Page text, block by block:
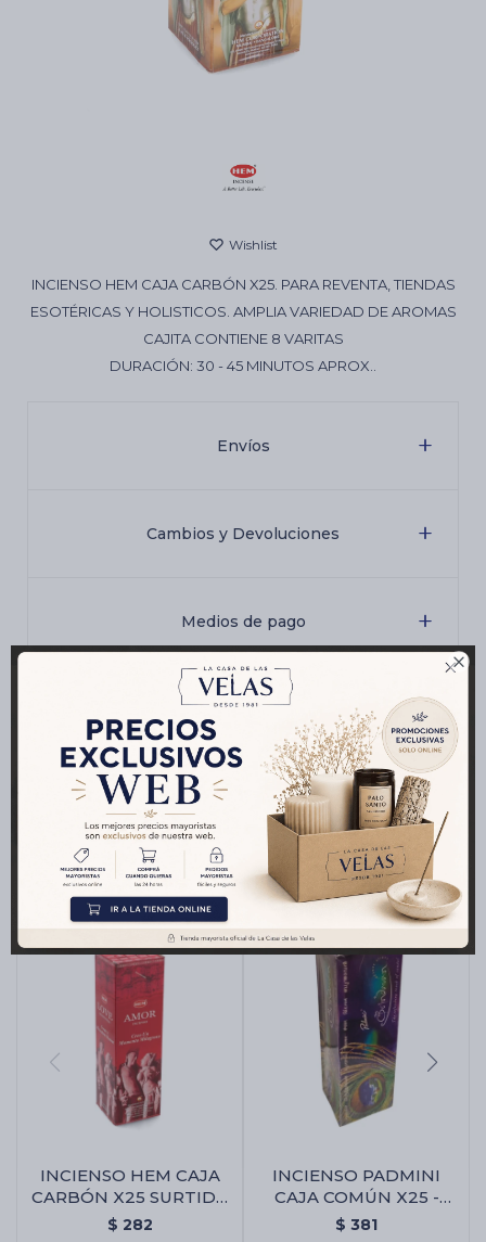

INCIENSO HEM CAJA CARBÓN X25. PARA REVENTA, TIENDAS
ESOTÉRICAS Y HOLISTICOS. AMPLIA VARIEDAD DE AROMAS
CAJITA CONTIENE 8 VARITAS
DURACIÓN: 30 - 45 MINUTOS APROX..
Envíos
Cambios y Devoluciones
Medios de pago
Características
Productos que te pueden interesar
INCIENSO HEM CAJA
CARBÓN X25 SURTIDA
- Amor Y Atracción
$ 282
INCIENSO PADMINI
CAJA COMÚN X25 -
Brindavan
$ 381
Aromatizantes de ambientes
Artículos Esotéricos